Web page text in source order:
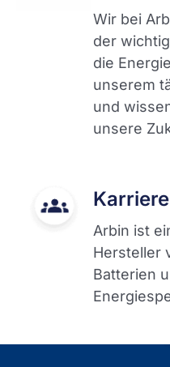
Wir bei
der
die
unserem
und
unsere
Arbin ist
Hersteller
Batterien